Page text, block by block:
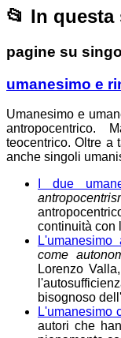
📂 In questa
pagine su
umanesimo e
Umanesimo e
antropocentrico.
teocentrico. Oltre a
anche singoli
I due
continuità con
L'umanesimo
come
Lorenzo
bisognoso
L'umanesimo
autori che